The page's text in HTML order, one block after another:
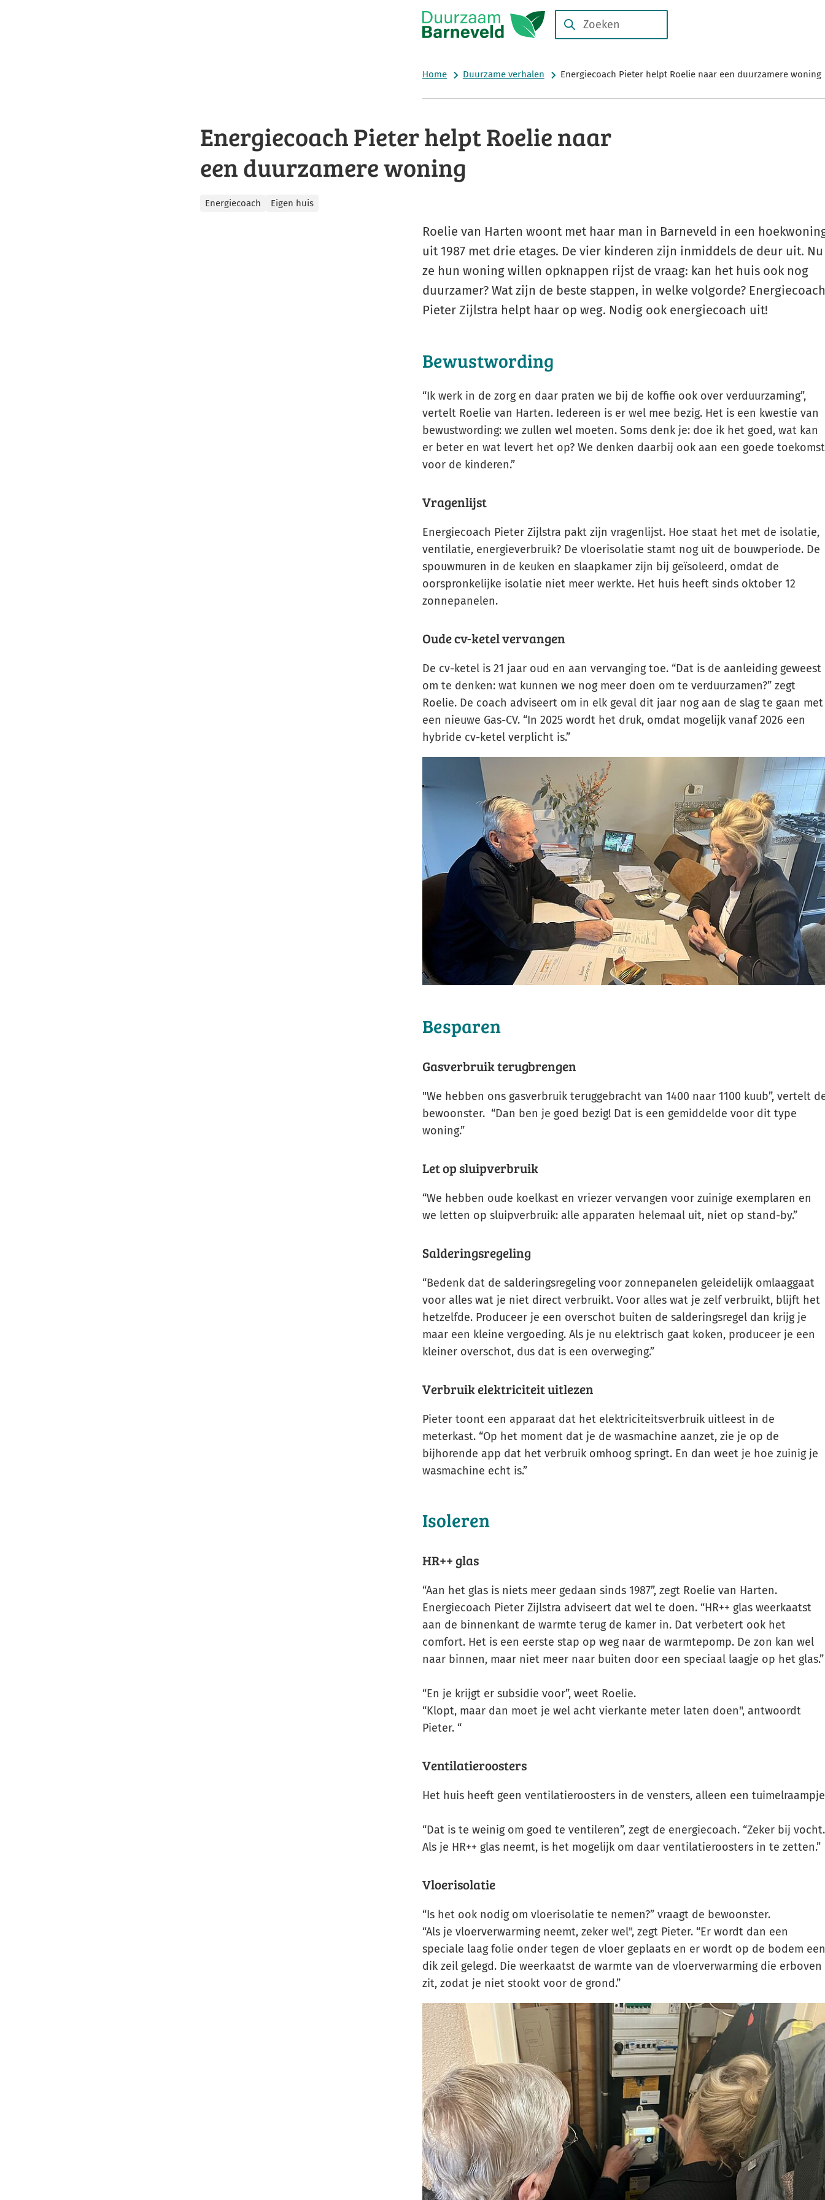
Subsidies
en
regelingen
verhalen
Zoeken
Wanneer
beschikbaar
kun
hierdoor
omlaag
te
gebruiken.
Gebruik
de
waarde
te
selecteren.
Home Duurzame verhalen Energiecoach Pieter helpt Roelie naar een duurzamere woning
Energiecoach Pieter helpt Roelie naar
een duurzamere woning
Energiecoach Eigen huis
Roelie van Harten woont met haar man in Barneveld in een
uit 1987 met drie etages. De vier kinderen zijn inmiddels de deur uit. Nu
ze hun woning willen opknappen rijst de vraag: kan het huis ook nog
duurzamer? Wat zijn de beste stappen, in welke volgorde? Energiecoach
Pieter Zijlstra helpt haar op weg. Nodig ook energiecoach uit!
Bewustwording
“Ik werk in de zorg en daar praten we bij de koffie ook over verduurzaming”,
vertelt Roelie van Harten. Iedereen is er wel mee bezig. Het is een kwestie van
bewustwording: we zullen wel moeten. Soms denk je: doe ik het goed, wat kan
er beter en wat levert het op? We denken daarbij ook aan een goede toekomst
voor de kinderen.”
Vragenlijst
Energiecoach Pieter Zijlstra pakt zijn vragenlijst. Hoe staat het met de isolatie,
ventilatie, energieverbruik? De vloerisolatie stamt nog uit de bouwperiode. De
spouwmuren in de keuken en slaapkamer zijn bij geïsoleerd, omdat de
oorspronkelijke isolatie niet meer werkte. Het huis heeft sinds oktober 12
zonnepanelen.
Oude cv-ketel vervangen
De cv-ketel is 21 jaar oud en aan vervanging toe. “Dat is de aanleiding geweest
om te denken: wat kunnen we nog meer doen om te verduurzamen?” zegt
Roelie. De coach adviseert om in elk geval dit jaar nog aan de slag te gaan met
een nieuwe Gas-CV. “In 2025 wordt het druk, omdat mogelijk vanaf 2026 een
hybride cv-ketel verplicht is.”
Besparen
Gasverbruik terugbrengen
"We hebben ons gasverbruik teruggebracht van 1400 naar 1100 kuub”, vertelt
bewoonster. “Dan ben je goed bezig! Dat is een gemiddelde voor dit type
woning.”
Let op sluipverbruik
“We hebben oude koelkast en vriezer vervangen voor zuinige exemplaren en
we letten op sluipverbruik: alle apparaten helemaal uit, niet op stand-by.”
Salderingsregeling
“Bedenk dat de salderingsregeling voor zonnepanelen geleidelijk omlaaggaat
voor alles wat je niet direct verbruikt. Voor alles wat je zelf verbruikt, blijft het
hetzelfde. Produceer je een overschot buiten de salderingsregel dan krijg je
maar een kleine vergoeding. Als je nu elektrisch gaat koken, produceer je een
kleiner overschot, dus dat is een overweging.”
Verbruik elektriciteit uitlezen
Pieter toont een apparaat dat het elektriciteitsverbruik uitleest in de
meterkast. “Op het moment dat je de wasmachine aanzet, zie je op de
bijhorende app dat het verbruik omhoog springt. En dan weet je hoe zuinig je
wasmachine echt is.”
Isoleren
HR++ glas
“Aan het glas is niets meer gedaan sinds 1987”, zegt Roelie van Harten.
Energiecoach Pieter Zijlstra adviseert dat wel te doen. “HR++ glas weerkaatst
aan de binnenkant de warmte terug de kamer in. Dat verbetert ook het
comfort. Het is een eerste stap op weg naar de warmtepomp. De zon kan wel
naar binnen, maar niet meer naar buiten door een speciaal laagje op het glas.”
“En je krijgt er subsidie voor”, weet Roelie.
“Klopt, maar dan moet je wel acht vierkante meter laten doen", antwoordt
Pieter. “
Ventilatieroosters
Het huis heeft geen ventilatieroosters in de vensters, alleen een
“Dat is te weinig om goed te ventileren”, zegt de energiecoach. “Zeker bij vocht.
Als je HR++ glas neemt, is het mogelijk om daar ventilatieroosters in te zetten.”
Vloerisolatie
“Is het ook nodig om vloerisolatie te nemen?” vraagt de bewoonster.
“Als je vloerverwarming neemt, zeker wel", zegt Pieter. “Er wordt dan een
speciale laag folie onder tegen de vloer geplaats en er wordt op de bodem een
dik zeil gelegd. Die weerkaatst de warmte van de vloerverwarming die erboven
zit, zodat je niet stookt voor de grond.”